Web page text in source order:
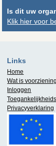
Is dit uw
Klik hier voor
Links
Home
Wat is
Inloggen
Privacyverklaring